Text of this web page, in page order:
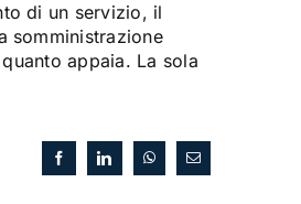
di un servizio, il
somministrazione
appaia. La sola